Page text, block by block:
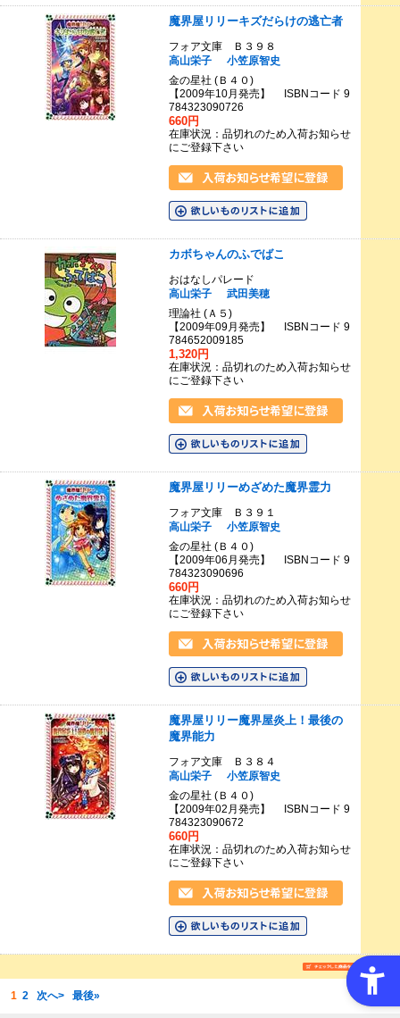
魔界屋リリーキズだらけの逃亡者
フォア文庫 Ｂ３９８
高山栄子
小笠原智史
金の星社 (Ｂ４０)
【2009年10月発売】 ISBNコード 9
784323090726
660円
在庫状況：品切れのため入荷お知らせ
にご登録下さい
カボちゃんのふでばこ
おはなしパレード
高山栄子
武田美穂
理論社 (Ａ５)
【2009年09月発売】 ISBNコード 9
784652009185
1,320円
在庫状況：品切れのため入荷お知らせ
にご登録下さい
魔界屋リリーめざめた魔界霊力
フォア文庫 Ｂ３９１
高山栄子
小笠原智史
金の星社 (Ｂ４０)
【2009年06月発売】 ISBNコード 9
784323090696
660円
在庫状況：品切れのため入荷お知らせ
にご登録下さい
魔界屋リリー魔界屋炎上！最後の
魔界能力
フォア文庫 Ｂ３８４
高山栄子
小笠原智史
金の星社 (Ｂ４０)
【2009年02月発売】 ISBNコード 9
784323090672
660円
在庫状況：品切れのため入荷お知らせ
にご登録下さい
1 2 次へ> 最後»